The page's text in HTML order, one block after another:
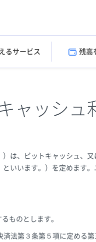
るサービス 残高
ャッシュ
は、ビットキャッシュ、
いいます。）を定めます
ものとします。
法第３条第５項に定める